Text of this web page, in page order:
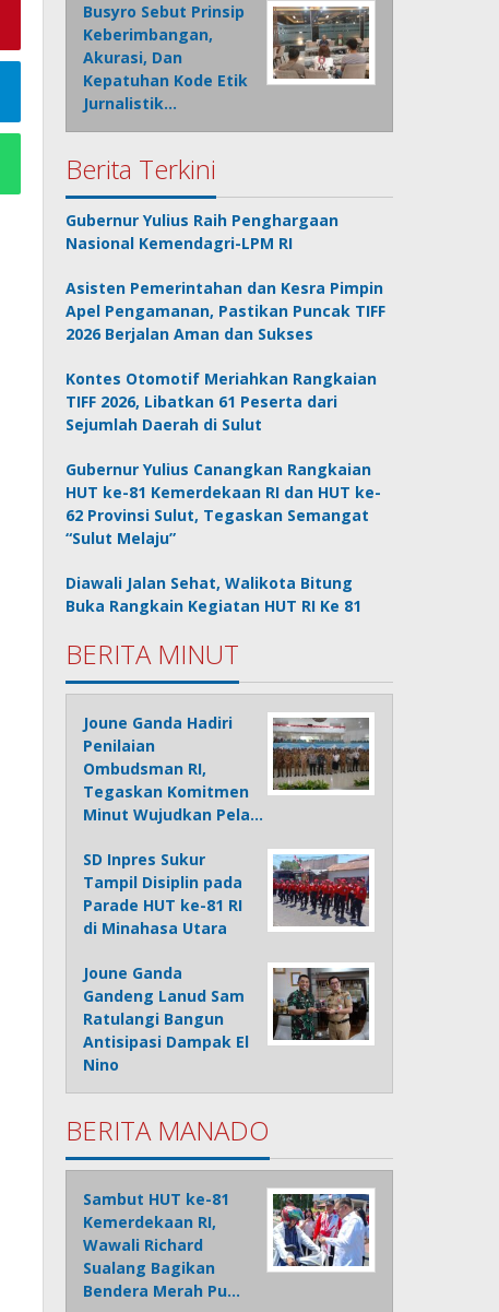
Busyro Sebut Prinsip
Keberimbangan,
Akurasi, Dan
Kepatuhan Kode Etik
Jurnalistik…
Berita Terkini
Gubernur Yulius Raih Penghargaan
Nasional Kemendagri-LPM RI
Asisten Pemerintahan dan Kesra Pimpin
Apel Pengamanan, Pastikan Puncak TIFF
2026 Berjalan Aman dan Sukses
Kontes Otomotif Meriahkan Rangkaian
TIFF 2026, Libatkan 61 Peserta dari
Sejumlah Daerah di Sulut
Gubernur Yulius Canangkan Rangkaian
HUT ke-81 Kemerdekaan RI dan HUT ke-
62 Provinsi Sulut, Tegaskan Semangat
“Sulut Melaju”
Diawali Jalan Sehat, Walikota Bitung
Buka Rangkain Kegiatan HUT RI Ke 81
BERITA MINUT
Joune Ganda Hadiri
Penilaian
Ombudsman RI,
Tegaskan Komitmen
Minut Wujudkan Pela…
SD Inpres Sukur
Tampil Disiplin pada
Parade HUT ke-81 RI
di Minahasa Utara
Joune Ganda
Gandeng Lanud Sam
Ratulangi Bangun
Antisipasi Dampak El
Nino
BERITA MANADO
Sambut HUT ke-81
Kemerdekaan RI,
Wawali Richard
Sualang Bagikan
Bendera Merah Pu…